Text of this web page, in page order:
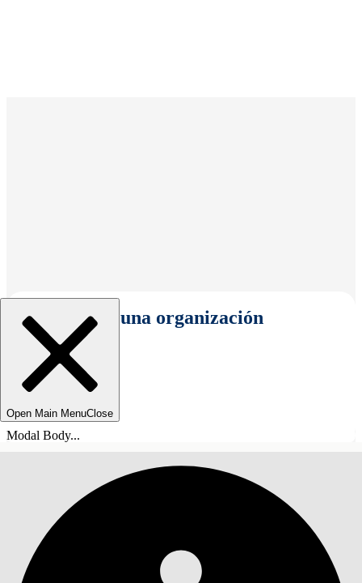
Seleccionar una organización
Open Main MenuClose
Modal Body...